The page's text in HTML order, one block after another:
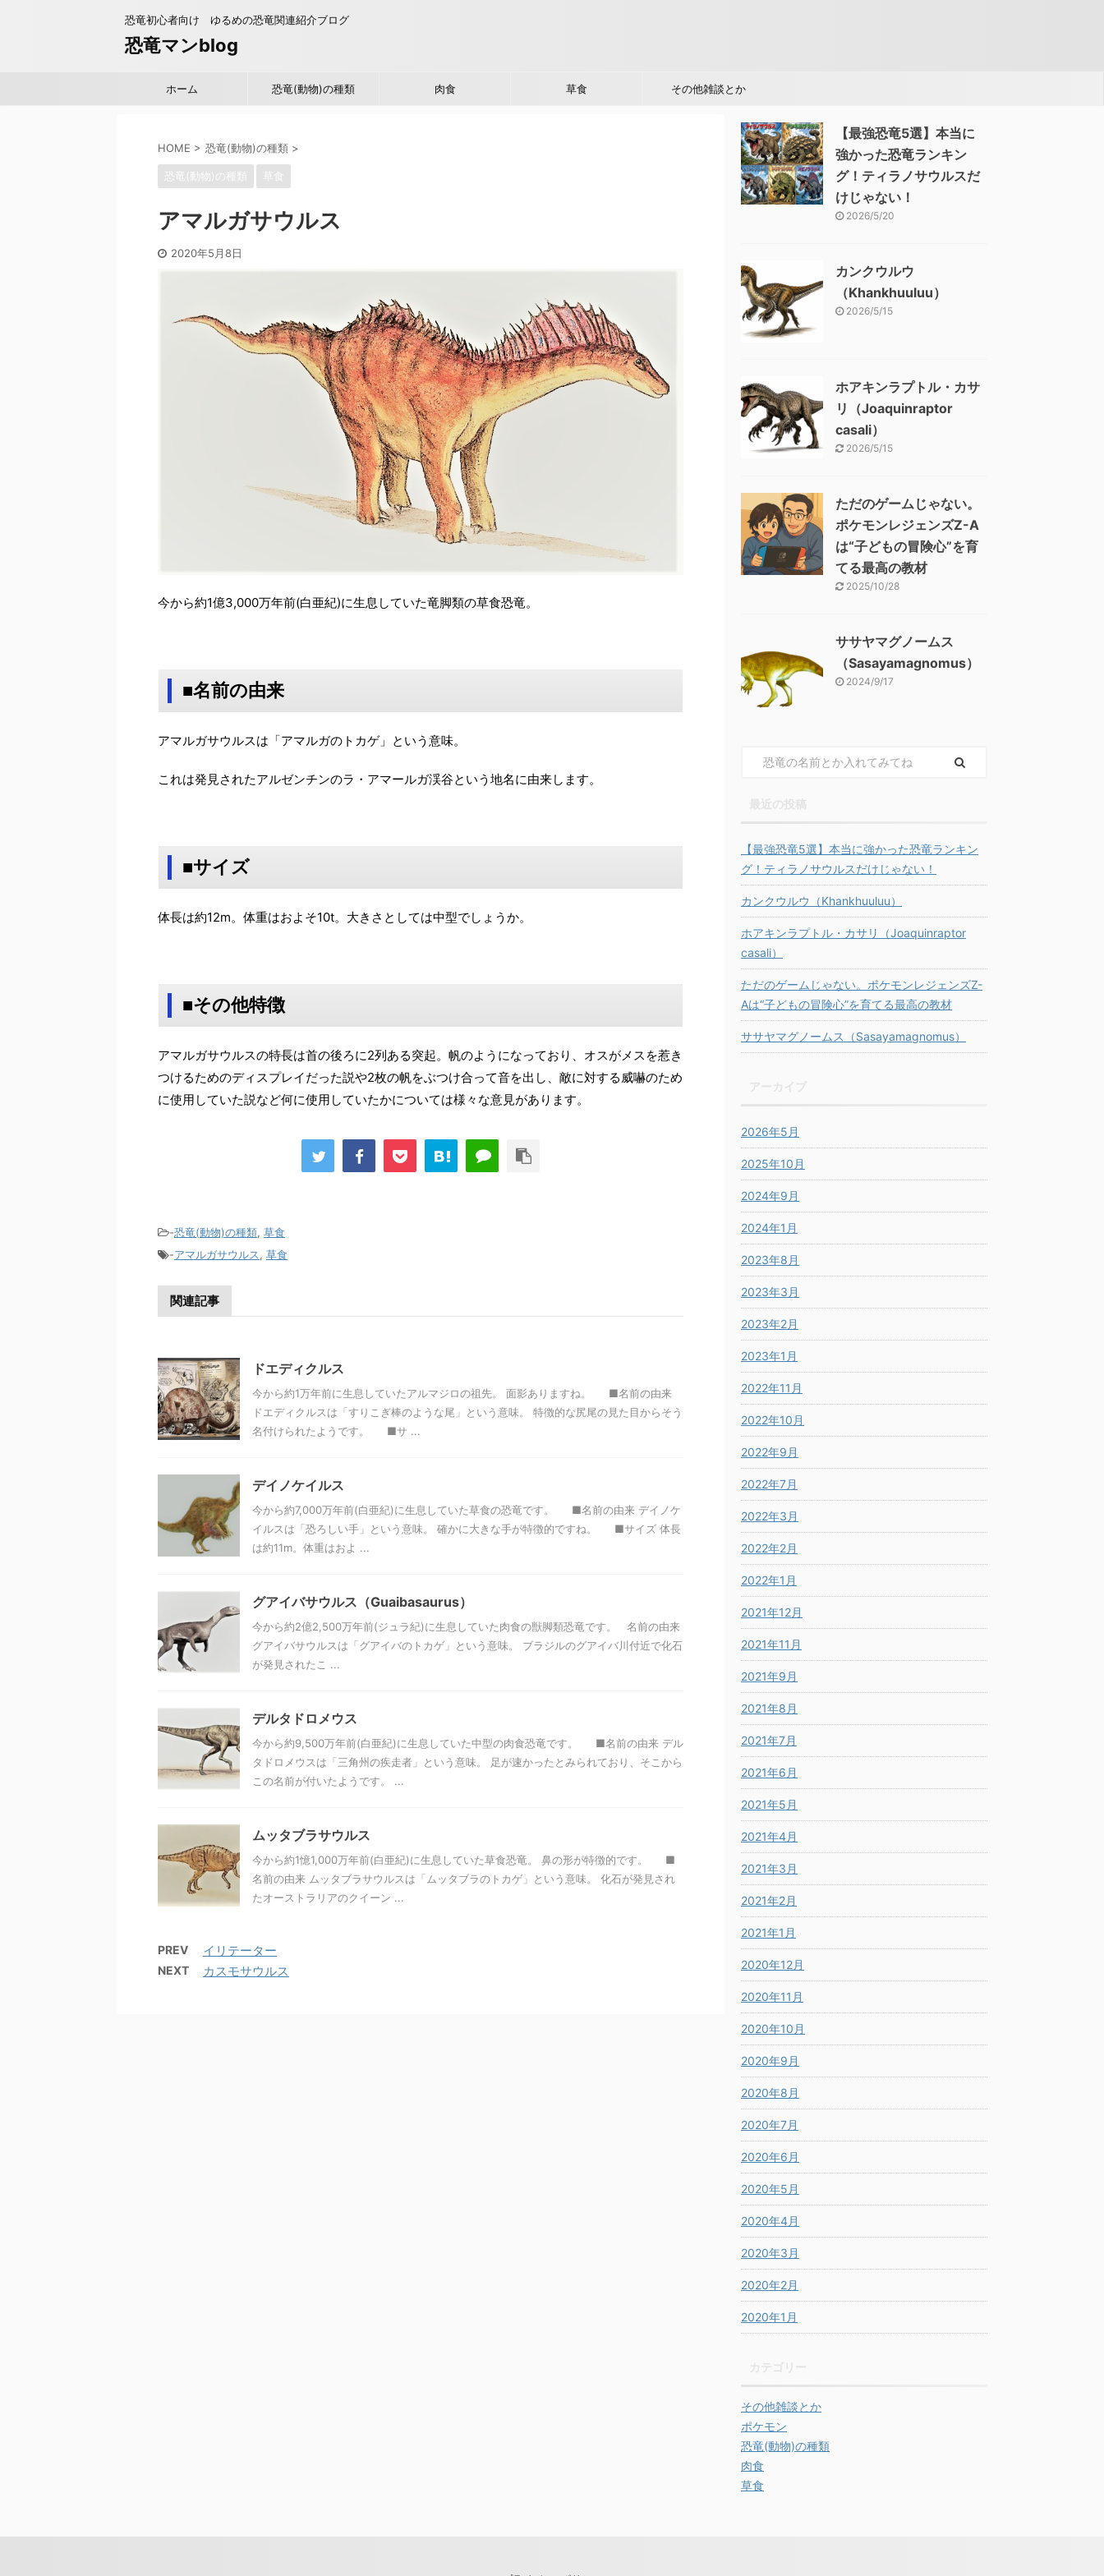
恐竜初心者向け ゆるめの恐竜関連紹介ブログ
恐竜マンblog
ホーム 恐竜(動物)の種類 肉食 草食 その他雑談とか
HOME > 恐竜(動物)の種類 >
恐竜(動物)の種類 草食
アマルガサウルス
2020年5月8日
今から約1億3,000万年前(白亜紀)に生息していた竜脚類の草食恐竜。
■名前の由来
アマルガサウルスは「アマルガのトカゲ」という意味。
これは発見されたアルゼンチンのラ・アマールガ渓谷という地名に由来します。
■サイズ
体長は約12m。体重はおよそ10t。大きさとしては中型でしょうか。
■その他特徴
アマルガサウルスの特長は首の後ろに2列ある突起。帆のようになっており、オスがメスを惹き
つけるためのディスプレイだった説や2枚の帆をぶつけ合って音を出し、敵に対する威嚇のため
に使用していた説など何に使用していたかについては様々な意見があります。
-恐竜(動物)の種類, 草食
-アマルガサウルス, 草食
関連記事
ドエディクルス
今から約1万年前に生息していたアルマジロの祖先。 面影ありますね。 ■名前の由来
ドエディクルスは「すりこぎ棒のような尾」という意味。 特徴的な尻尾の見た目からそう
名付けられたようです。 ■サ ...
デイノケイルス
今から約7,000万年前(白亜紀)に生息していた草食の恐竜です。 ■名前の由来 デイノケ
イルスは「恐ろしい手」という意味。 確かに大きな手が特徴的ですね。 ■サイズ 体長
は約11m。体重はおよ ...
グアイバサウルス（Guaibasaurus）
今から約2億2,500万年前(ジュラ紀)に生息していた肉食の獣脚類恐竜です。 名前の由来
グアイバサウルスは「グアイバのトカゲ」という意味。 ブラジルのグアイバ川付近で化石
が発見されたこ ...
デルタドロメウス
今から約9,500万年前(白亜紀)に生息していた中型の肉食恐竜です。 ■名前の由来 デル
タドロメウスは「三角州の疾走者」という意味。 足が速かったとみられており、そこから
この名前が付いたようです。 ...
ムッタブラサウルス
今から約1憶1,000万年前(白亜紀)に生息していた草食恐竜。 鼻の形が特徴的です。 ■
名前の由来 ムッタブラサウルスは「ムッタブラのトカゲ」という意味。 化石が発見され
たオーストラリアのクイーン ...
PREV イリテーター
NEXT カスモサウルス
【最強恐竜5選】本当に
強かった恐竜ランキン
グ！ティラノサウルスだ
けじゃない！
2026/5/20
カンクウルウ
（Khankhuuluu）
2026/5/15
ホアキンラプトル・カサ
リ（Joaquinraptor
casali）
2026/5/15
ただのゲームじゃない。
ポケモンレジェンズZ-A
は“子どもの冒険心”を育
てる最高の教材
2025/10/28
ササヤマグノームス
（Sasayamagnomus）
2024/9/17
【最強恐竜5選】本当に強かった恐竜ランキン
グ！ティラノサウルスだけじゃない！
カンクウルウ（Khankhuuluu）
ホアキンラプトル・カサリ（Joaquinraptor
casali）
ただのゲームじゃない。ポケモンレジェンズZ-
Aは“子どもの冒険心”を育てる最高の教材
ササヤマグノームス（Sasayamagnomus）
2026年5月
2025年10月
2024年9月
2024年1月
2023年8月
2023年3月
2023年2月
2023年1月
2022年11月
2022年10月
2022年9月
2022年7月
2022年3月
2022年2月
2022年1月
2021年12月
2021年11月
2021年9月
2021年8月
2021年7月
2021年6月
2021年5月
2021年4月
2021年3月
2021年2月
2021年1月
2020年12月
2020年11月
2020年10月
2020年9月
2020年8月
2020年7月
2020年6月
2020年5月
2020年4月
2020年3月
2020年2月
2020年1月
その他雑談とか
ポケモン
恐竜(動物)の種類
肉食
草食